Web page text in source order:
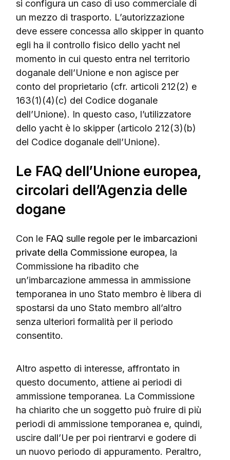
si configura un caso di uso commerciale di
un mezzo di trasporto. L’autorizzazione
deve essere concessa allo skipper in quanto
egli ha il controllo fisico dello yacht nel
momento in cui questo entra nel territorio
doganale dell’Unione e non agisce per
conto del proprietario (cfr. articoli 212(2) e
163(1)(4)(c) del Codice doganale
dell’Unione). In questo caso, l’utilizzatore
dello yacht è lo skipper (articolo 212(3)(b)
del Codice doganale dell’Unione).
Le FAQ dell’Unione europea,
circolari dell’Agenzia delle
dogane
Con le FAQ sulle regole per le imbarcazioni
private della Commissione europea, la
Commissione ha ribadito che
un’imbarcazione ammessa in ammissione
temporanea in uno Stato membro è libera di
spostarsi da uno Stato membro all’altro
senza ulteriori formalità per il periodo
consentito.
Altro aspetto di interesse, affrontato in
questo documento, attiene ai periodi di
ammissione temporanea. La Commissione
ha chiarito che un soggetto può fruire di più
periodi di ammissione temporanea e, quindi,
uscire dall’Ue per poi rientrarvi e godere di
un nuovo periodo di appuramento. Peraltro,